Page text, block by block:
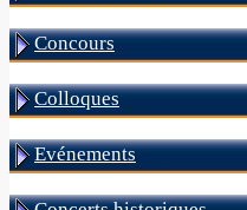
Concours
Colloques
Evénements